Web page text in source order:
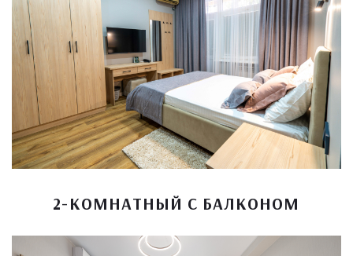
2-КОМНАТНЫЙ С БАЛКОНОМ